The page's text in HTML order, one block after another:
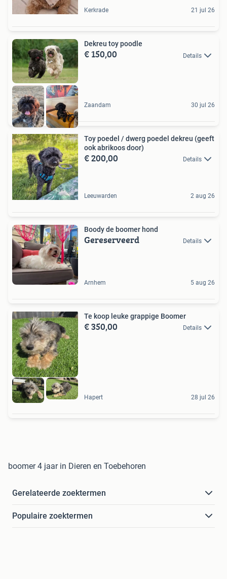
Kerkrade 21 jul 26
Dekreu toy poodle
€ 150,00 Details
Zaandam 30 jul 26
Toy poedel / dwerg poedel dekreu (geeft
ook abrikoos door)
€ 200,00 Details
Leeuwarden 2 aug 26
Boody de boomer hond
Gereserveerd Details
Arnhem 5 aug 26
Te koop leuke grappige Boomer
€ 350,00 Details
Hapert 28 jul 26
boomer 4 jaar in Dieren en Toebehoren
Gerelateerde zoektermen
Populaire zoektermen